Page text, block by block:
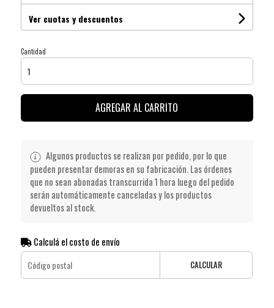
Ver cuotas y descuentos
Cantidad
AGREGAR AL CARRITO
Algunos productos se realizan por pedido, por lo que
pueden presentar demoras en su fabricación. Las órdenes
que no sean abonadas transcurrida 1 hora luego del pedido
serán automáticamente canceladas y los productos
devueltos al stock.
Calculá el costo de envío
CALCULAR